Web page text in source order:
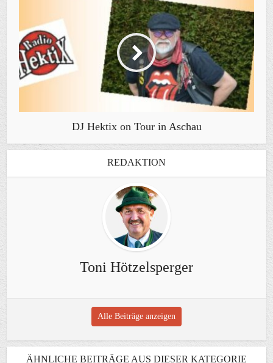
DJ Hektix on Tour in Aschau
REDAKTION
Toni Hötzelsperger
Alle Beiträge anzeigen
ÄHNLICHE BEITRÄGE AUS DIESER KATEGORIE